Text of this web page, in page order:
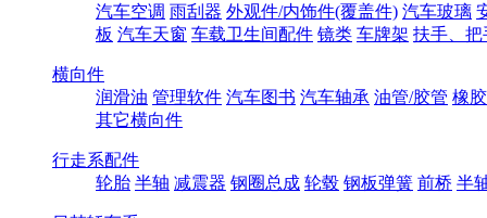
汽车空调 雨刮器 外观件/内饰件(覆盖件) 汽车玻璃
板 汽车天窗 车载卫生间配件 镜类 车牌架 扶手、把
横向件
润滑油 管理软件 汽车图书 汽车轴承 油管/胶管 橡
其它横向件
行走系配件
轮胎 半轴 减震器 钢圈总成 轮毂 钢板弹簧 前桥 半